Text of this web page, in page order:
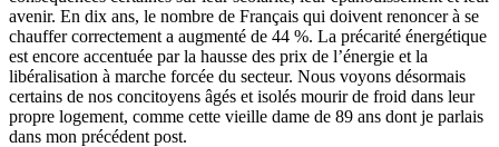
avenir. En dix ans, le nombre de Français qui doivent renoncer à se
chauffer correctement a augmenté de 44 %. La précarité énergétique
est encore accentuée par la hausse des prix de l’énergie et la
libéralisation à marche forcée du secteur. Nous voyons désormais
certains de nos concitoyens âgés et isolés mourir de froid dans leur
propre logement, comme cette vieille dame de 89 ans dont je parlais
dans mon précédent post.